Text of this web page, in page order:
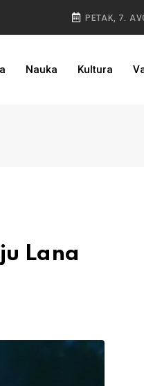
PETAK, 7.
Nauka Kultura
Lana